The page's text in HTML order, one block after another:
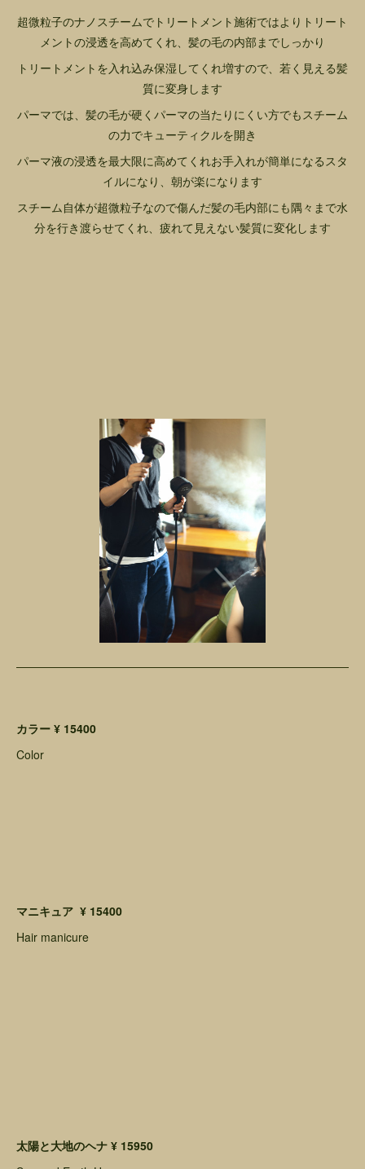
超微粒子のナノスチームでトリートメント施術ではよりトリート
メントの浸透を高めてくれ、髪の毛の内部までしっかり
トリートメントを入れ込み保湿してくれ増すので、若く見える髪
質に変身します
パーマでは、髪の毛が硬くパーマの当たりにくい方でもスチーム
の力でキューティクルを開き
パーマ液の浸透を最大限に高めてくれお手入れが簡単になるスタ
イルになり、朝が楽になります
スチーム自体が超微粒子なので傷んだ髪の毛内部にも隅々まで水
分を行き渡らせてくれ、疲れて見えない髪質に変化します
カラー ¥ 15400
Color
マニキュア ¥ 15400
Hair manicure
太陽と大地のヘナ ¥ 15950